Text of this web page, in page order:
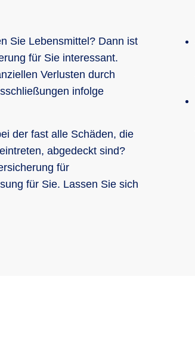
Sie Lebensmittel? Dann ist
für Sie interessant.
Verlusten durch
infolge
der fast alle Schäden, die
abgedeckt sind?
für
für Sie. Lassen Sie sich